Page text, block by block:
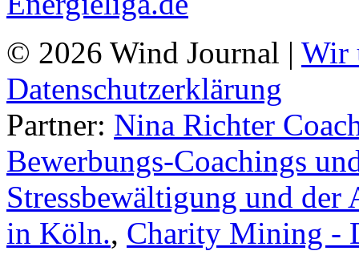
© 2026 Wind Journal | Wir
Datenschutzerklärung
Partner: Nina Richter
Bewerbungs-Coachings
Stressbewältigung und
in Köln., Charity Mining -